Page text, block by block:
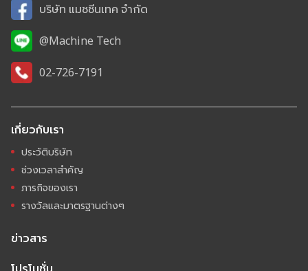
บริษัท แมชชีนเทค จำกัด
@Machine Tech
02-726-7191
เกี่ยวกับเรา
ประวัติบริษัท
ช่วงเวลาสำคัญ
ภารกิจของเรา
รางวัลและมาตรฐานต่างๆ
ข่าวสาร